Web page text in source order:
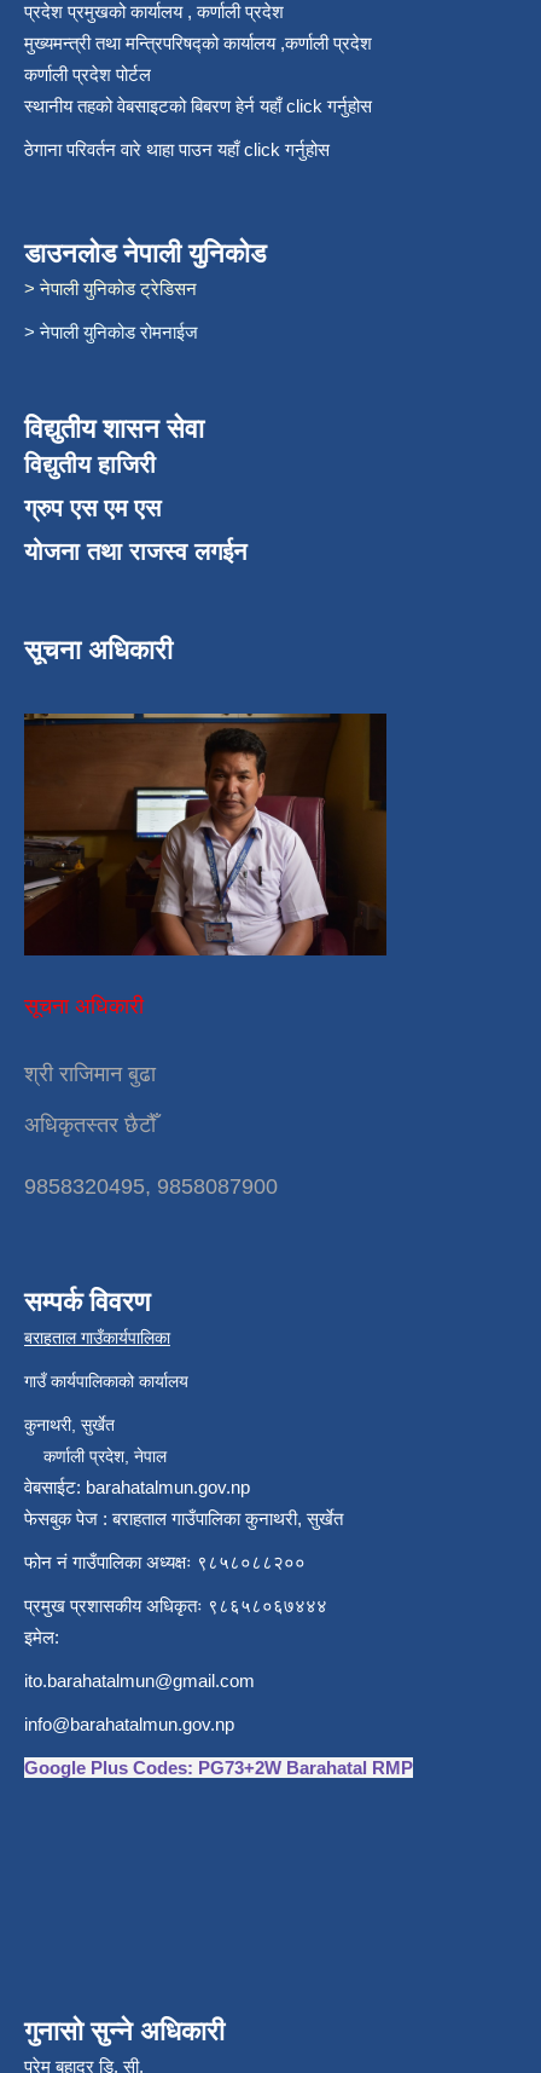
प्रदेश प्रमुखको कार्यालय , कर्णाली प्रदेश
मुख्यमन्त्री तथा मन्त्रिपरिषद्को कार्यालय ,कर्णाली प्रदेश
कर्णाली प्रदेश पोर्टल
स्थानीय तहको वेबसाइटको बिबरण हेर्न यहाँ click गर्नुहोस
ठेगाना परिवर्तन वारे थाहा पाउन यहाँ click गर्नुहोस
डाउनलोड नेपाली युनिकोड
> नेपाली युनिकोड ट्रेडिसन
> नेपाली युनिकोड रोमनाईज
विद्युतीय शासन सेवा
विद्युतीय हाजिरी
ग्रुप एस एम एस
योजना तथा राजस्व लगईन
सूचना अधिकारी
सूचना अधिकारी
श्री राजिमान बुढा
अधिकृतस्तर छैटौँ
9858320495, 9858087900
सम्पर्क विवरण
बराहताल गाउँकार्यपालिका
गाउँ कार्यपालिकाको कार्यालय
कुनाथरी, सुर्खेत
कर्णाली प्रदेश, नेपाल
वेबसाईट: barahatalmun.gov.np
फेसबुक पेज : बराहताल गाउँपालिका कुनाथरी, सुर्खेत
फोन नं गाउँपालिका अध्यक्षः ९८५८०८८२००
प्रमुख प्रशासकीय अधिकृतः ९८६५८०६७४४४
इमेल:
ito.barahatalmun@gmail.com
info@barahatalmun.gov.np
Google Plus Codes: PG73+2W Barahatal RMP
गुनासो सुन्ने अधिकारी
प्रेम बहादुर डि. सी.